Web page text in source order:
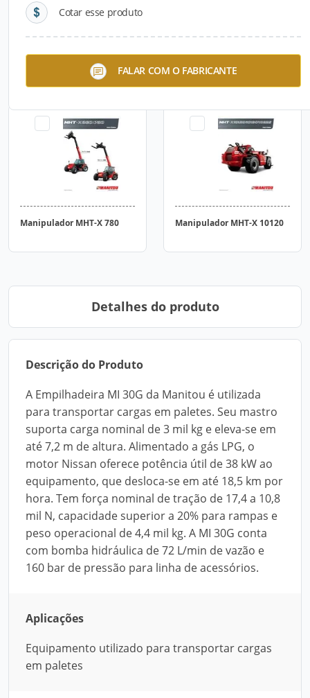
Cotar esse produto
FALAR COM O FABRICANTE
Manipulador MRT-X 3255 ST
Manipulador MHT-X 780 Manipulador MHT-X 10120
Detalhes do produto
Descrição do Produto
A Empilhadeira MI 30G da Manitou é utilizada
para transportar cargas em paletes. Seu mastro
suporta carga nominal de 3 mil kg e eleva-se em
até 7,2 m de altura. Alimentado a gás LPG, o
motor Nissan oferece potência útil de 38 kW ao
equipamento, que desloca-se em até 18,5 km por
hora. Tem força nominal de tração de 17,4 a 10,8
mil N, capacidade superior a 20% para rampas e
peso operacional de 4,4 mil kg. A MI 30G conta
com bomba hidráulica de 72 L/min de vazão e
160 bar de pressão para linha de acessórios.
Aplicações
Equipamento utilizado para transportar cargas
em paletes